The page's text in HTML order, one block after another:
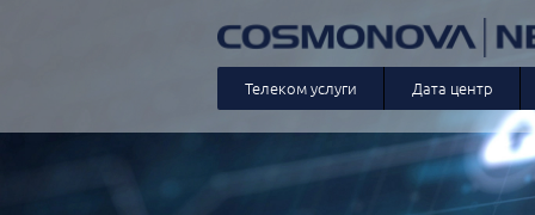
Телеком услуги Дата центр